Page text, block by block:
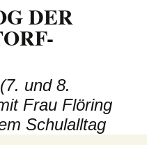
DER
und 8.
Frau Flöring
Schulalltag